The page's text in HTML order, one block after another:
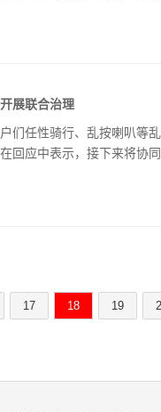
展联合治理
们任性骑行、乱按喇叭等
回应中表示，接下来将协
17 18 19